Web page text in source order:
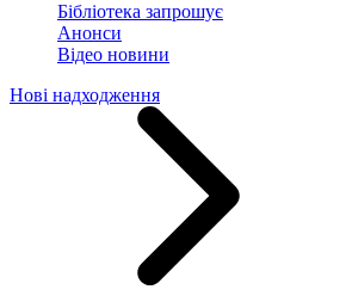
Бібліотека запрошує
Анонси
Відео новини
Нові надходження